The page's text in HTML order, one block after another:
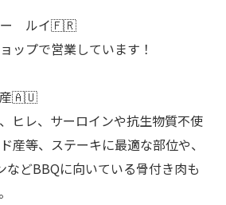
ー ルイ🇫🇷
ップで営業しています！
産🇦🇺
ヒレ、サーロインや抗生物質不使
産等、ステーキに最適な部位や、
などBBQに向いている骨付き肉も